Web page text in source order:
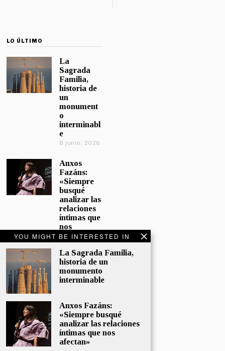
YOU MIGHT BE INTERESTED IN
La Sagrada Familia,
historia de un
monumento
interminable
Anxos Fazáns:
«Siempre busqué
analizar las relaciones
íntimas que nos
afectan»
LO ÚLTIMO
La
Sagrada
Familia,
historia de
un
monument
o
interminabl
e
8 junio, 2026
Anxos
Fazáns:
«Siempre
busqué
analizar las
relaciones
íntimas que
nos
afectan»
5 junio, 2026
El hijo de la
cómica, el
homenaje
Sacristán a
Fernán
Gómez
28 mayo,
2026